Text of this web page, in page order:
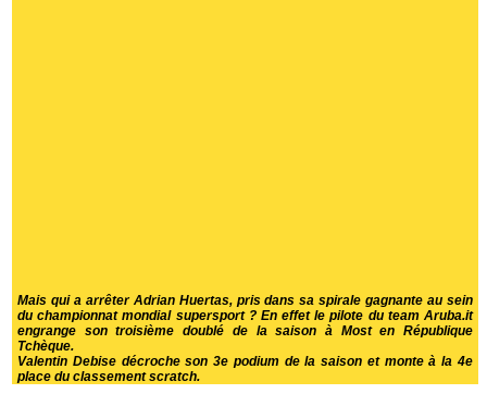
Mais qui a arrêter Adrian Huertas, pris dans sa spirale gagnante au sein
du championnat mondial supersport ? En effet le pilote du team Aruba.it
engrange son troisième doublé de la saison à Most en République
Tchèque.
Valentin Debise décroche son 3e podium de la saison et monte à la 4e
place du classement scratch.